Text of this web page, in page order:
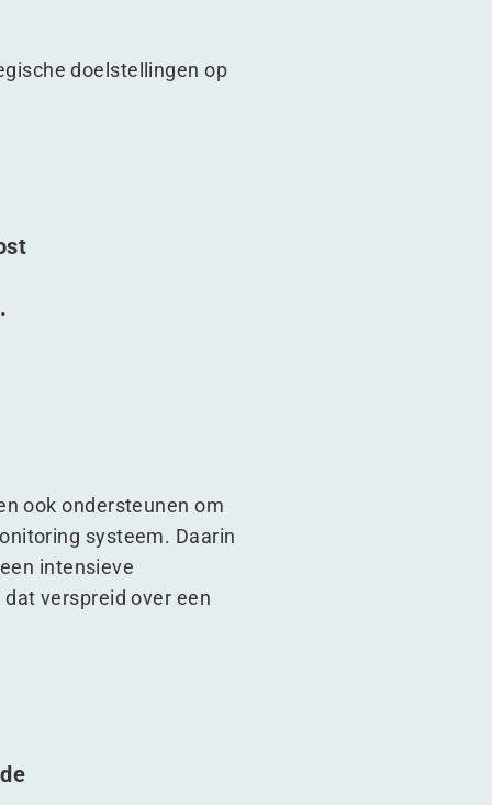
doelstellingen op
ook ondersteunen om
systeem. Daarin
intensieve
verspreid over een